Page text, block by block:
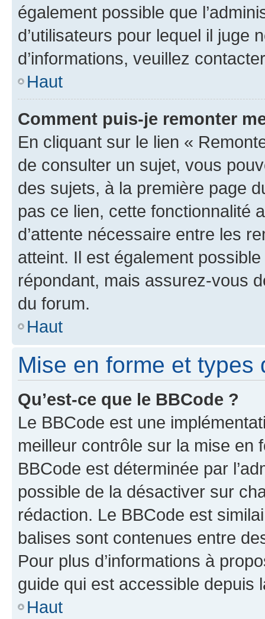
également possible que
d’utilisateurs pour lequel il juge
d’informations, veuillez
Haut
Comment puis-je remonter
En cliquant sur le lien «
de consulter un sujet, vous
des sujets, à la première page
pas ce lien, cette fonctionnalité
d’attente nécessaire entre les
atteint. Il est également
répondant, mais assurez-vous
du forum.
Haut
Mise en forme et types
Qu’est-ce que le BBCode ?
Le BBCode est une
meilleur contrôle sur la mise en
BBCode est déterminée par
possible de la désactiver sur
rédaction. Le BBCode est
balises sont contenues entre
Pour plus d’informations à
guide qui est accessible depuis
Haut